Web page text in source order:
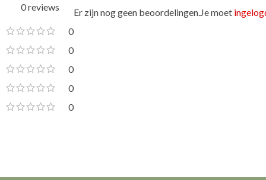
0 reviews
0
0
0
0
0
Er zijn nog geen beoordelingen.Je moet